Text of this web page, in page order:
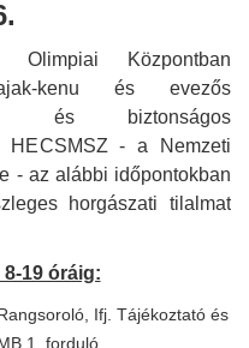
Központban
kenu és evezős
és biztonságos
HECSMSZ - a Nemzeti
- az alábbi időpontokban
horgászati tilalmat
19 óráig:
Ifj. Tájékoztató és
1. forduló